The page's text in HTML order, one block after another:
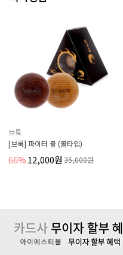
브룩
[브룩] 파이터 볼 (볼타입)
66%12,000원 35,000원